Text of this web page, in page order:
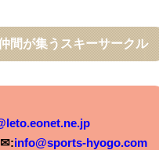
間が集うスキーサークル
info@sports-hyogo.com